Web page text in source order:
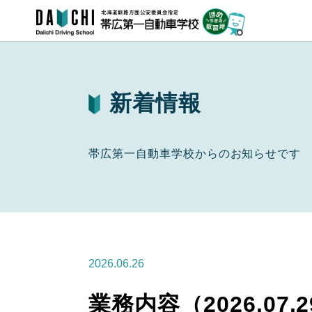
新着情報
帯広第一自動車学校からのお知らせです
2026.06.26
業務内容（